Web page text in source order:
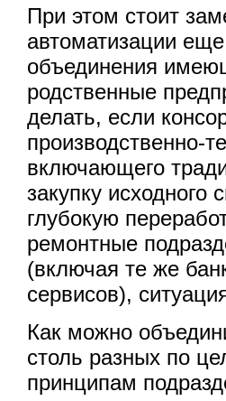
При этом стоит
автоматизации
объединения
родственные
делать, если
производственно-
включающего
закупку исходного
глубокую
ремонтные
(включая те же
сервисов),
Как можно
столь разных по
принципам